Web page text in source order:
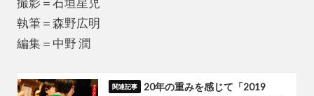
執筆＝森野広明
編集＝中野 潤
20年の重みを感じて「2019